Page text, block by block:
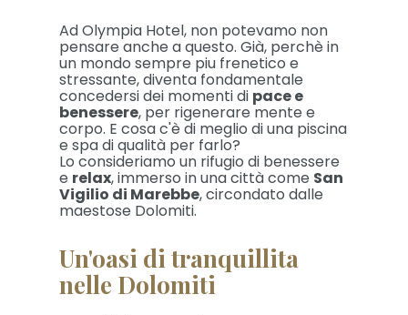
Ad Olympia Hotel, non potevamo non
pensare anche a questo. Già, perchè in
un mondo sempre piu frenetico e
stressante, diventa fondamentale
concedersi dei momenti di pace e
benessere, per rigenerare mente e
corpo. E cosa c'è di meglio di una piscina
e spa di qualità per farlo?
Lo consideriamo un rifugio di benessere
e relax, immerso in una città come San
Vigilio di Marebbe, circondato dalle
maestose Dolomiti.
Un'oasi di tranquillita
nelle Dolomiti